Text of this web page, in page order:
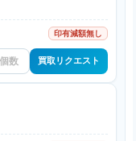
印有減額無し
買取リクエスト